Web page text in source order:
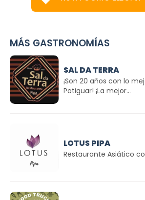
MÁS GASTRONOMÍAS
SAL DA TERRA
¡Son 20 años con lo
Potiguar! ¡La mejor...
LOTUS PIPA
Restaurante Asiático